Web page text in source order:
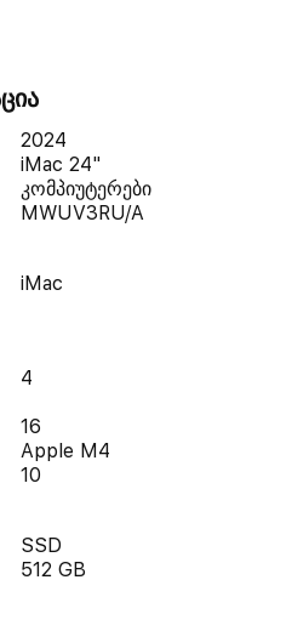
2024
iMac 24"
კომპიუტერები
MWUV3RU/A
iMac
4
16
Apple M4
10
SSD
512 GB